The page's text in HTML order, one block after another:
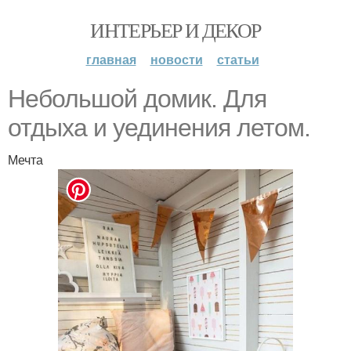
ИНТЕРЬЕР И ДЕКОР
главная новости статьи
Небольшой домик. Для
отдыха и уединения летом.
Мечта